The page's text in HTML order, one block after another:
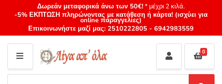
Δωρεάν μεταφορικά άνω των 50€!* μέχρι 2 κιλά.
-5% ΕΚΠΤΩΣΗ πληρώνοντας με κατάθεση ή κάρτα! (ισχύει για
online παραγγελίες)
Επικοινωνήστε μαζί μας: 2510222805 - 6942983559
M
E
0